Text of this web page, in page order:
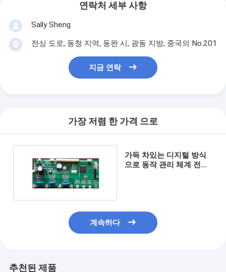
연락처 세부 사항
Sally Sheng
전싱 도로, 동청 지역, 동완 시, 광동 지방, 중국의 No.201
지금 연락
가장 저렴 한 가격 으로
가득 차있는 디지털 방식
으로 동작 관리 체계 전압
계속하다
추천된 제품